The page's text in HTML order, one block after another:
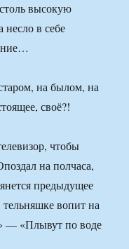
высокую
несло в себе
на былом, на
своё?!
чтобы
на полчаса,
предыдущее
тельняшке вопит на
— «Плывут по воде